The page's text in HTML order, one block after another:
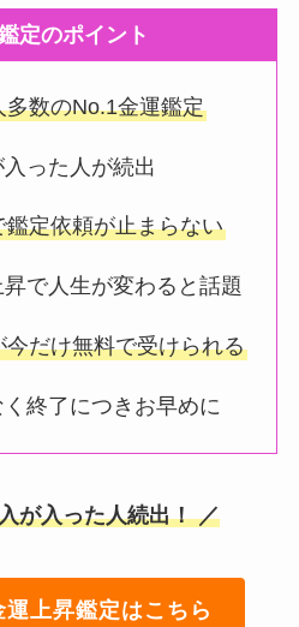
定のポイント
数のNo.1金運鑑定
った人が続出
定依頼が止まらない
昇で人生が変わると話題
だけ無料で受けられる
く終了につきお早めに
が入った人続出！ ／
上昇鑑定はこちら